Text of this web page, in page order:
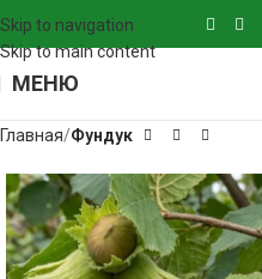
Skip to navigation
Skip to main content
МЕНЮ
Главная Фундук